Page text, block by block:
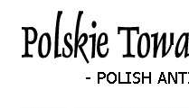
skróty